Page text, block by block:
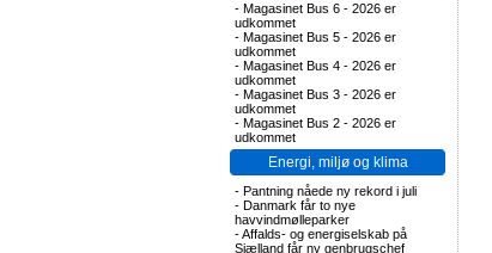
- Magasinet Bus 6 - 2026 er
udkommet
- Magasinet Bus 5 - 2026 er
udkommet
- Magasinet Bus 4 - 2026 er
udkommet
- Magasinet Bus 3 - 2026 er
udkommet
- Magasinet Bus 2 - 2026 er
udkommet
Energi, miljø og klima
- Pantning nåede ny rekord i juli
- Danmark får to nye
havvindmølleparker
-Affalds- og energiselskab på
Sjælland får ny genbrugschef